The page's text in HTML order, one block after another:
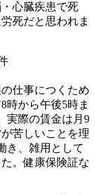
心臓疾患で死
死だと思われま
仕事につくため
時から午後5時ま
実際の賃金は月9
苦しいことを理
き、雑用として
。健康保険証な